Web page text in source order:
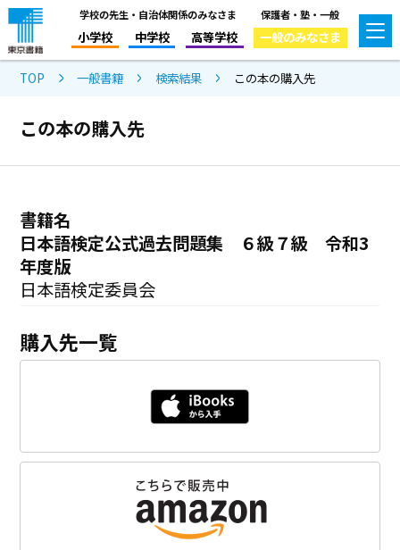
学校の先生・自治体関係のみなさま
小学校 中学校 高等学校
保護者・塾・一般
一般のみなさま
TOP 一般書籍 検索結果 この本の購入先
この本の購入先
書籍名
日本語検定公式過去問題集 ６級７級 令和3
年度版
日本語検定委員会
購入先一覧